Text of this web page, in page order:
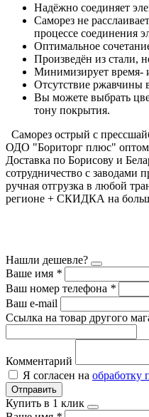
Надёжно соединяет
Саморез не
процессе соединения
Оптимальное
Произведён из стали,
Минимизирует время-
Отсутствие ржавчины
Вы можете выбрать
тону покрытия.
Саморез острый с
ОДО "Бориторг плюс" оптом
Доставка по Борисову и
сотрудничество с заводами
ручная отгрузка в любой
регионе + СКИДКА на
Нашли дешевле?
Ваше имя *
Ваш номер телефона *
Ваш e-mail
Ссылка на товар другого
Комментарий
Я согласен на обработку
Отправить
Купить в 1 клик